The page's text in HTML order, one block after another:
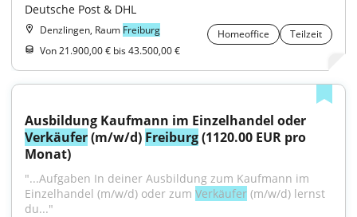
Deutsche Post & DHL
Denzlingen, Raum Freiburg Homeoffice
Teilzeit
Von 21.900,00 € bis 43.500,00 €
Verkäufer (m/w/d) Freiburg (1120.00 EUR pro
Monat)
"...Aufgaben In deiner Ausbildung zum Kaufmann im
Einzelhandel (m/w/d) oder zum Verkäufer (m/w/d) lernst
du..."